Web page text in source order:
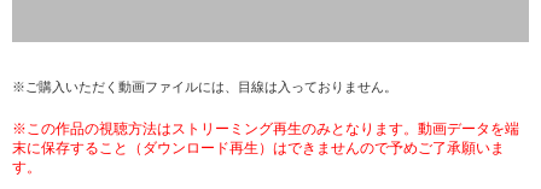
※ご購入いただく動画ファイルには、目線は入っておりません。
※この作品の視聴方法はストリーミング再生のみとなります。動画データを端
末に保存すること（ダウンロード再生）はできませんので予めご了承願いま
す。